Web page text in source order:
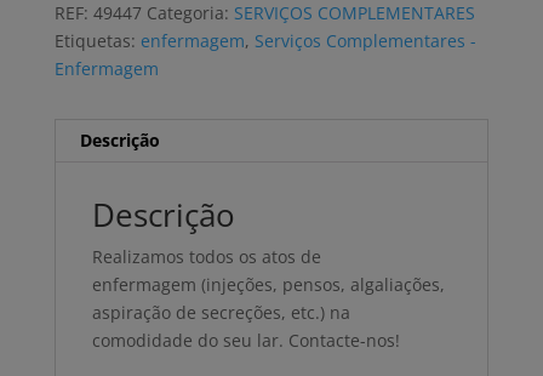
REF: 49447 Categoria: SERVIÇOS COMPLEMENTARES
Etiquetas: enfermagem, Serviços Complementares -
Enfermagem
Descrição
Descrição
Realizamos todos os atos de
enfermagem (injeções, pensos, algaliações,
aspiração de secreções, etc.) na
comodidade do seu lar. Contacte-nos!